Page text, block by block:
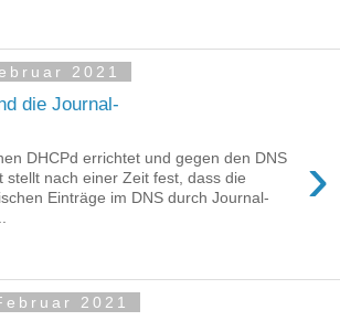
2021
die Journal-
›
DHCPd errichtet und gegen den DNS
stellt nach einer Zeit fest, dass die
Einträge im DNS durch Journal-
2021